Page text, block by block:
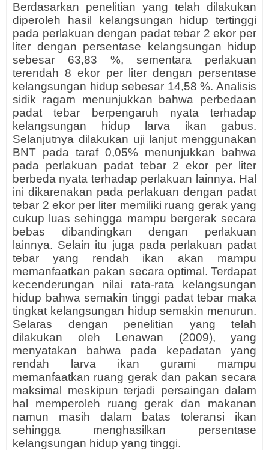
Berdasarkan penelitian yang telah dilakukan
diperoleh hasil kelangsungan hidup tertinggi
pada perlakuan dengan padat tebar 2 ekor per
liter dengan persentase kelangsungan hidup
sebesar 63,83 %, sementara perlakuan
terendah 8 ekor per liter dengan persentase
kelangsungan hidup sebesar 14,58 %. Analisis
sidik ragam menunjukkan bahwa perbedaan
padat tebar berpengaruh nyata terhadap
kelangsungan hidup larva ikan gabus.
Selanjutnya dilakukan uji lanjut menggunakan
BNT pada taraf 0,05% menunjukkan bahwa
pada perlakuan padat tebar 2 ekor per liter
berbeda nyata terhadap perlakuan lainnya. Hal
ini dikarenakan pada perlakuan dengan padat
tebar 2 ekor per liter memiliki ruang gerak yang
cukup luas sehingga mampu bergerak secara
bebas dibandingkan dengan perlakuan
lainnya. Selain itu juga pada perlakuan padat
tebar yang rendah ikan akan mampu
memanfaatkan pakan secara optimal. Terdapat
kecenderungan nilai rata-rata kelangsungan
hidup bahwa semakin tinggi padat tebar maka
tingkat kelangsungan hidup semakin menurun.
Selaras dengan penelitian yang telah
dilakukan oleh Lenawan (2009), yang
menyatakan bahwa pada kepadatan yang
rendah larva ikan gurami mampu
memanfaatkan ruang gerak dan pakan secara
maksimal meskipun terjadi persaingan dalam
hal memperoleh ruang gerak dan makanan
namun masih dalam batas toleransi ikan
sehingga menghasilkan persentase
kelangsungan hidup yang tinggi.